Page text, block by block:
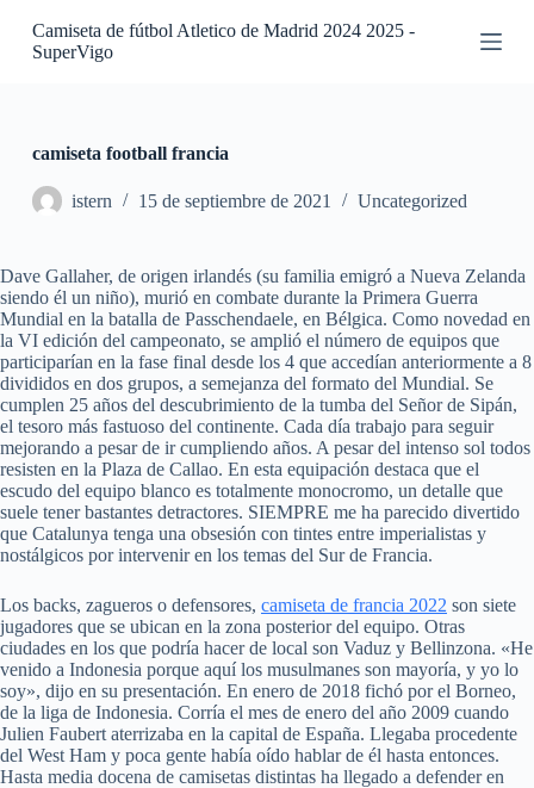
S
e
n
i
d
o
Camiseta de fútbol Atletico de Madrid 2024 2025 -
SuperVigo
camiseta football francia
istern 15 de septiembre de 2021 Uncategorized
Dave Gallaher, de origen irlandés (su familia emigró a Nueva Zelanda
siendo él un niño), murió en combate durante la Primera Guerra
Mundial en la batalla de Passchendaele, en Bélgica. Como novedad en
la VI edición del campeonato, se amplió el número de equipos que
participarían en la fase final desde los 4 que accedían anteriormente a 8
divididos en dos grupos, a semejanza del formato del Mundial. Se
cumplen 25 años del descubrimiento de la tumba del Señor de Sipán,
el tesoro más fastuoso del continente. Cada día trabajo para seguir
mejorando a pesar de ir cumpliendo años. A pesar del intenso sol todos
resisten en la Plaza de Callao. En esta equipación destaca que el
escudo del equipo blanco es totalmente monocromo, un detalle que
suele tener bastantes detractores. SIEMPRE me ha parecido divertido
que Catalunya tenga una obsesión con tintes entre imperialistas y
nostálgicos por intervenir en los temas del Sur de Francia.
Los backs, zagueros o defensores, camiseta de francia 2022 son siete
jugadores que se ubican en la zona posterior del equipo. Otras
ciudades en los que podría hacer de local son Vaduz y Bellinzona. «He
venido a Indonesia porque aquí los musulmanes son mayoría, y yo lo
soy», dijo en su presentación. En enero de 2018 fichó por el Borneo,
de la liga de Indonesia. Corría el mes de enero del año 2009 cuando
Julien Faubert aterrizaba en la capital de España. Llegaba procedente
del West Ham y poca gente había oído hablar de él hasta entonces.
Hasta media docena de camisetas distintas ha llegado a defender en